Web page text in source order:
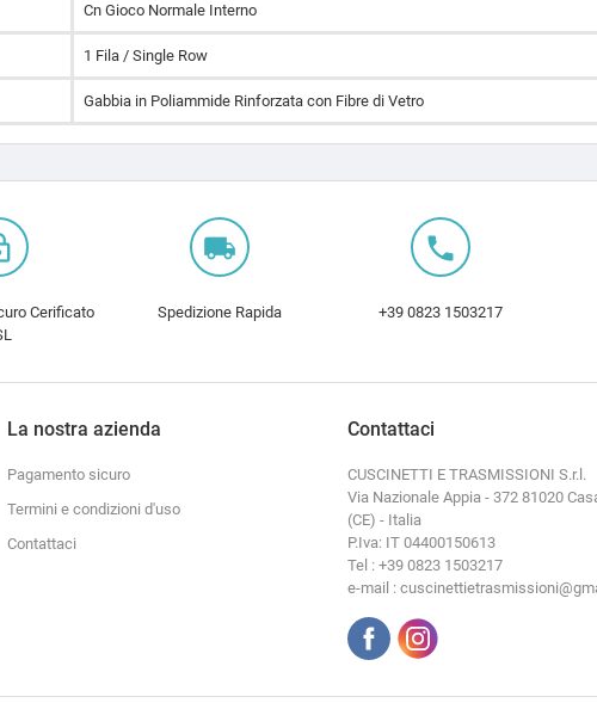
Cn Gioco Normale Interno
1 Fila / Single Row
Gabbia in Poliammide Rinforzata con Fibre di Vetro
Cerificato
local_shipping
Spedizione Rapida
local_phone
+39 0823 1503217
La nostra azienda
Pagamento sicuro
Termini e condizioni d'uso
Contattaci
Contattaci
CUSCINETTI E TRASMISSIONI S.r.l.
Via Nazionale Appia - 372 81020
(CE) - Italia
P.Iva: IT 04400150613
Tel : +39 0823 1503217
e-mail :